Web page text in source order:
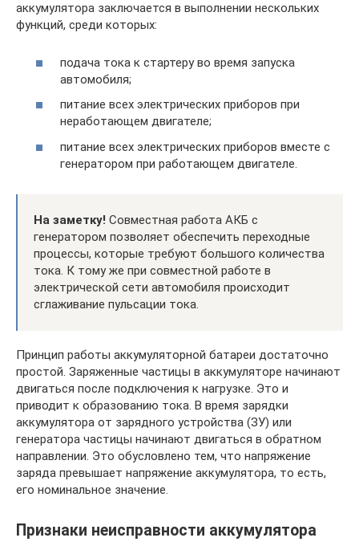
аккумулятора заключается в выполнении нескольких
функций, среди которых:
подача тока к стартеру во время запуска
автомобиля;
питание всех электрических приборов при
неработающем двигателе;
питание всех электрических приборов вместе с
генератором при работающем двигателе.
На заметку! Совместная работа АКБ с
генератором позволяет обеспечить переходные
процессы, которые требуют большого количества
тока. К тому же при совместной работе в
электрической сети автомобиля происходит
сглаживание пульсации тока.
Принцип работы аккумуляторной батареи достаточно
простой. Заряженные частицы в аккумуляторе начинают
двигаться после подключения к нагрузке. Это и
приводит к образованию тока. В время зарядки
аккумулятора от зарядного устройства (ЗУ) или
генератора частицы начинают двигаться в обратном
направлении. Это обусловлено тем, что напряжение
заряда превышает напряжение аккумулятора, то есть,
его номинальное значение.
Признаки неисправности аккумулятора